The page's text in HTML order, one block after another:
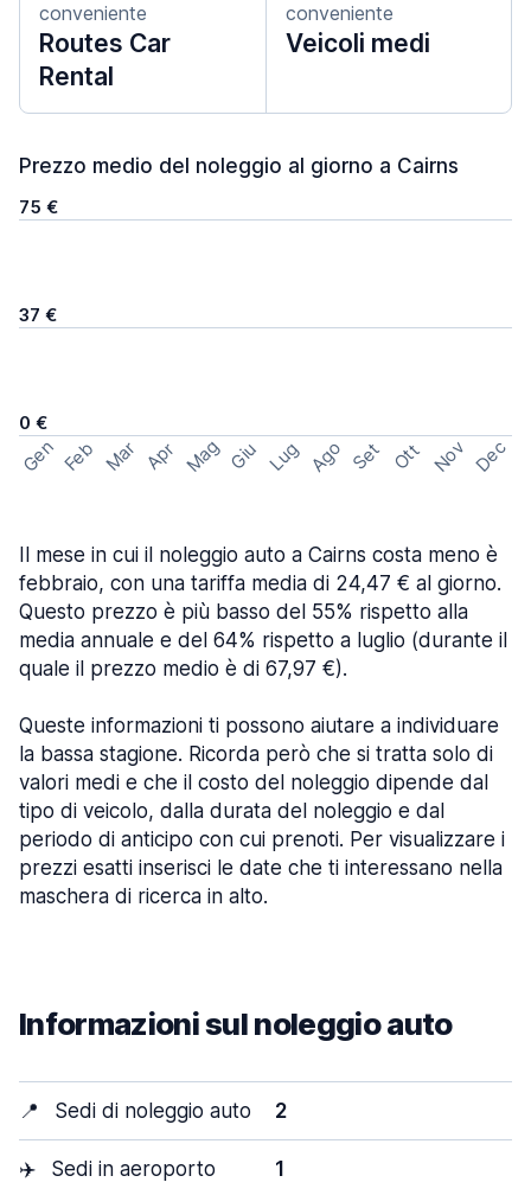
conveniente
Routes Car
Rental
conveniente
Veicoli medi
Prezzo medio del noleggio al giorno a Cairns
75 €
37 €
0 €
Gen Feb Mar Apr Mag Giu Lug Ago Set Ott Nov Dec
Il mese in cui il noleggio auto a Cairns costa meno è
febbraio, con una tariffa media di 24,47 € al giorno.
Questo prezzo è più basso del 55% rispetto alla
media annuale e del 64% rispetto a luglio (durante il
quale il prezzo medio è di 67,97 €).
Queste informazioni ti possono aiutare a individuare
la bassa stagione. Ricorda però che si tratta solo di
valori medi e che il costo del noleggio dipende dal
tipo di veicolo, dalla durata del noleggio e dal
periodo di anticipo con cui prenoti. Per visualizzare i
prezzi esatti inserisci le date che ti interessano nella
maschera di ricerca in alto.
Informazioni sul noleggio auto
📍 Sedi di noleggio auto 2
✈️ Sedi in aeroporto 1